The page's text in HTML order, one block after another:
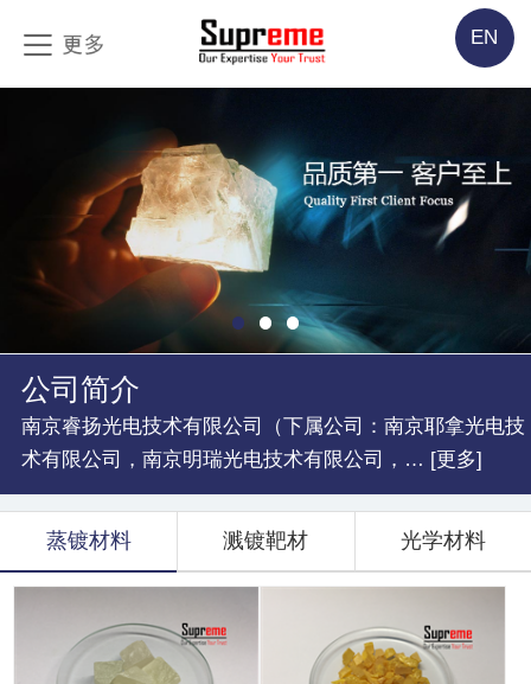
EN
公司简介
南京睿扬光电技术有限公司（下属公司：南京耶拿光电技
术有限公司，南京明瑞光电技术有限公司，… [更多]
蒸镀材料 溅镀靶材 光学材料